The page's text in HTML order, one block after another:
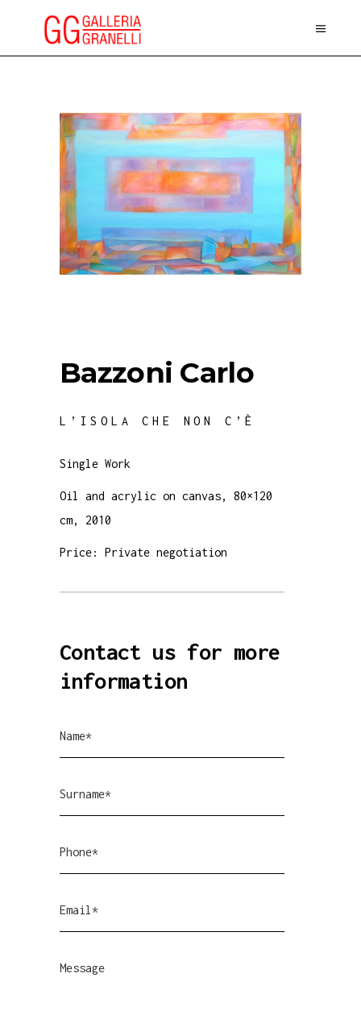
Bazzoni Carlo
L’ISOLA CHE NON C’È
Single Work
Oil and acrylic on canvas, 80×120
cm, 2010
Price: Private negotiation
Contact us for more
information